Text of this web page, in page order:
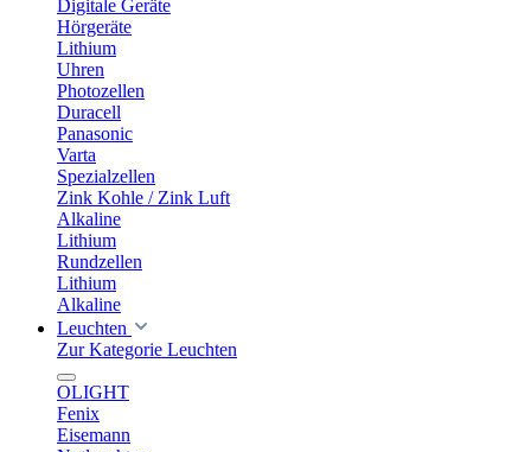
Digitale Geräte
Hörgeräte
Lithium
Uhren
Photozellen
Duracell
Panasonic
Varta
Spezialzellen
Zink Kohle / Zink Luft
Alkaline
Lithium
Rundzellen
Lithium
Alkaline
Leuchten
Zur Kategorie Leuchten
OLIGHT
Fenix
Eisemann